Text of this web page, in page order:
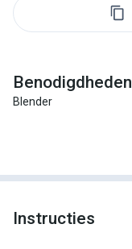
Benodigdheden
Blender
Instructies